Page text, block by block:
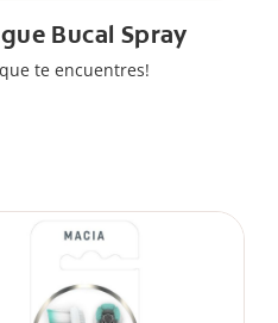
Bucal Spray
te encuentres!